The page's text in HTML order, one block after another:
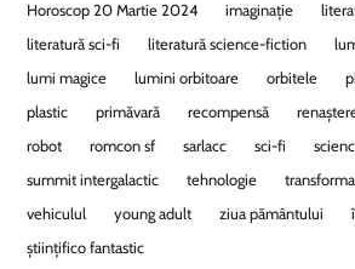
Horoscop 20 Martie 2024
imaginație
literatură sci-fi
literatură science-fiction
lumi magice
lumini orbitoare orbitele
plastic
primăvară recompensă
robot
romcon sf sarlacc sci-fi
summit intergalactic
tehnologie
vehiculul
young adult ziua pământului
științifico fantastic